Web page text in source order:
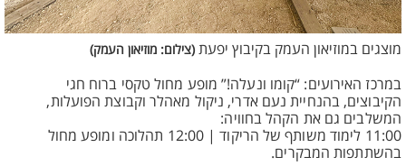
מוצגים במוזיאון העמק בקיבוץ יפעת (צילום: מוזיאון העמק)
במרכז האירועים: “קומו ונעלה!” מופע מחול טקסי ברוח חגי
הקיבוצים, בהנחיית נעם אדרי, ניקול מאהלר וקבוצת הפועלות,
המשלבים גם את הקהל בחוויה:
11:00 לימוד משותף של הריקוד | 12:00 תהלוכה ומופע מחול
בהשתתפות המבקרים.